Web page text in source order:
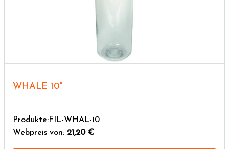
WHALE 10"
Produkte:FIL-WHAL-10
Webpreis von: 21,20 €